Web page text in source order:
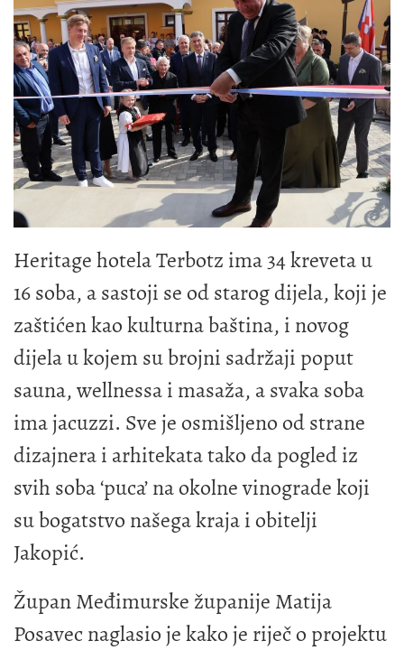
Heritage hotela Terbotz ima 34 kreveta u
16 soba, a sastoji se od starog dijela, koji je
zaštićen kao kulturna baština, i novog
dijela u kojem su brojni sadržaji poput
sauna, wellnessa i masaža, a svaka soba
ima jacuzzi. Sve je osmišljeno od strane
dizajnera i arhitekata tako da pogled iz
svih soba ‘puca’ na okolne vinograde koji
su bogatstvo našega kraja i obitelji
Jakopić.
Župan Međimurske županije Matija
Posavec naglasio je kako je riječ o projektu